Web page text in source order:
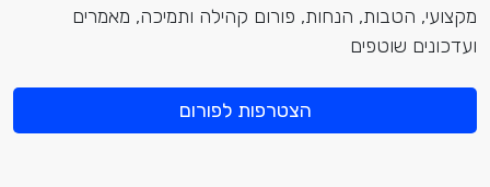
מקצועי, הטבות, הנחות, פורום קהילה ותמיכה, מאמרים
ועדכונים שוטפים
הצטרפות לפורום